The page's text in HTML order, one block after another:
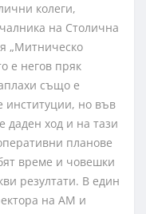
колеги,
на Столична
„Митническо
е негов пряк
също е
институции, но във
даден ход и на тази
планове
време и човешки
резултати. В един
на АМ и